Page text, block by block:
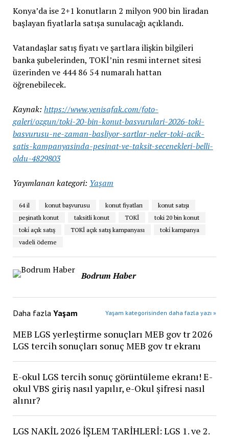
Konya’da ise 2+1 konutların 2 milyon 900 bin liradan
başlayan fiyatlarla satışa sunulacağı açıklandı.
Vatandaşlar satış fiyatı ve şartlara ilişkin bilgileri
banka şubelerinden, TOKİ’nin resmi internet sitesi
üzerinden ve 444 86 54 numaralı hattan
öğrenebilecek.
Kaynak: https://www.yenisafak.com/foto-
galeri/ozgun/toki-20-bin-konut-basvurulari-2026-toki-
basvurusu-ne-zaman-basliyor-sartlar-neler-toki-acik-
satis-kampanyasinda-pesinat-ve-taksit-secenekleri-belli-
oldu-4829803
Yayımlanan kategori: Yaşam
64 il konut başvurusu konut fiyatları
konut satışı
peşinatlı konut
taksitli konut TOKİ
toki 20 bin konut
toki̇ açık satış
TOKİ açık satış kampanyası
toki̇ kampanya
vadeli ödeme
Bodrum Haber
Daha fazla Yaşam Yaşam kategorisinden daha fazla yazı »
MEB LGS yerleştirme sonuçları MEB gov tr 2026
LGS tercih sonuçları sonuç MEB gov tr ekranı
E-okul LGS tercih sonuç görüntüleme ekranı! E-
okul VBS giriş nasıl yapılır, e-Okul şifresi nasıl
alınır?
LGS NAKİL 2026 İŞLEM TARİHLERİ: LGS 1. ve 2.